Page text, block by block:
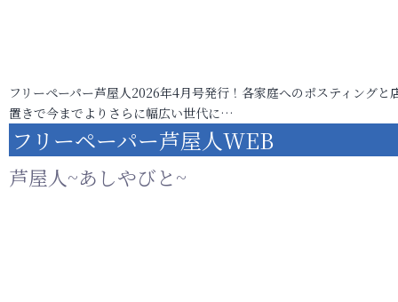
フリーペーパー芦屋人2026年4月号発行！各家庭へのポスティングと
置きで今までよりさらに幅広い世代に…
フリーペーパー芦屋人WEB
芦屋人~あしやびと~